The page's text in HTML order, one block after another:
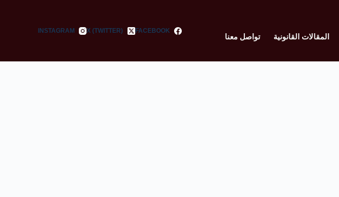
المقالات القانونية تواصل معنا
FACEBOOK
X (TWITTER)
INSTAGRAM